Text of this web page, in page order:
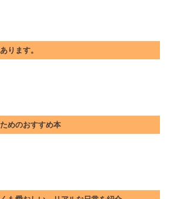
ります。
めのおすすめ本